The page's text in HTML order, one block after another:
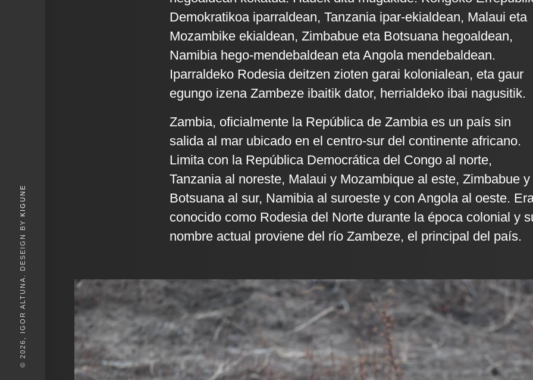
© 2026, IGOR ALTUNA. DESEIGN BY
KIGUNE
Demokratikoa iparraldean, Tanzania ipar-ekialdean, Malaui eta
Mozambike ekialdean, Zimbabue eta Botsuana hegoaldean,
Namibia hego-mendebaldean eta Angola mendebaldean.
Iparraldeko Rodesia deitzen zioten garai kolonialean, eta gaur
egungo izena Zambeze ibaitik dator, herrialdeko ibai nagusitik.
Zambia, oficialmente la República de Zambia es un país sin
salida al mar ubicado en el centro-sur del continente africano.
Limita con la República Democrática del Congo al norte,
Tanzania al noreste, Malaui y Mozambique al este, Zimbabue y
Botsuana al sur, Namibia al suroeste y con Angola al oeste.
conocido como Rodesia del Norte durante la época colonial y
nombre actual proviene del río Zambeze, el principal del país.